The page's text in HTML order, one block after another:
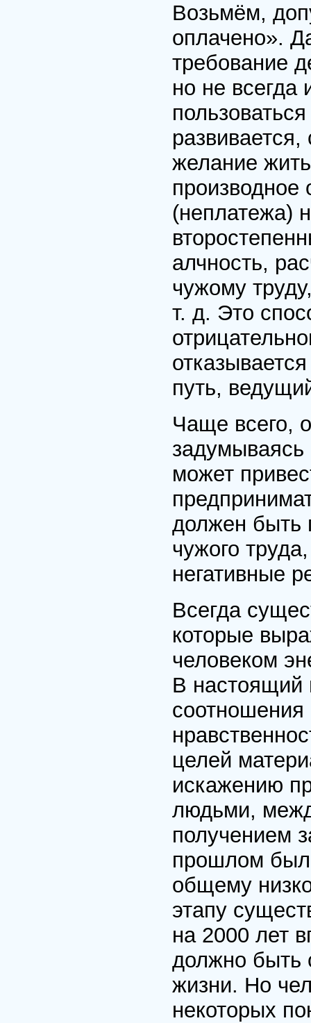
Возьмём,
оплачено».
требование
но не всегда
желание
производное
(неплатежа)
алчность,
чужому
т. д. Это
путь,
Чаще всего,
задумываясь
может
должен быть
чужого
негативные
Всегда
которые
человеком
В настоящий
целей
искажению
людьми,
получением
прошлом
общему
этапу
на 2000 лет
должно быть
жизни. Но
некоторых